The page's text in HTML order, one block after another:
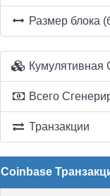
Размер блока
Кумулятивная
Всего
Транзакции
Coinbase